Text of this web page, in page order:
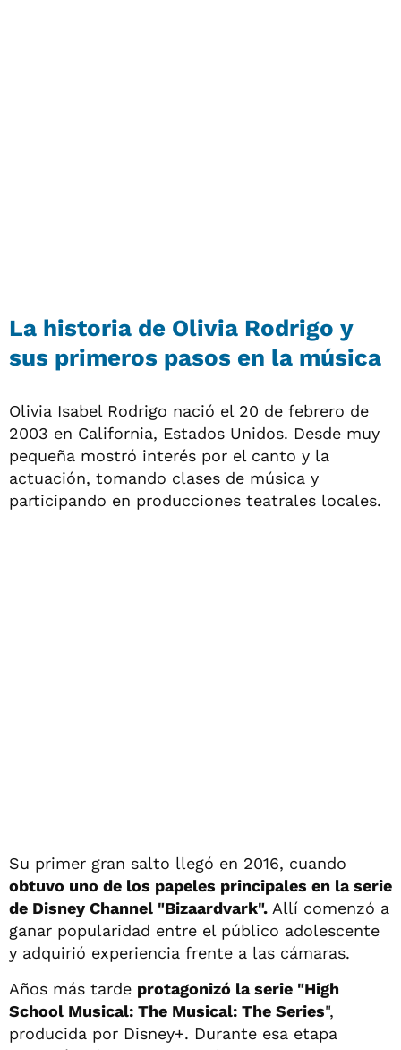
La historia de Olivia Rodrigo y
sus primeros pasos en la música
Olivia Isabel Rodrigo nació el 20 de febrero de
2003 en California, Estados Unidos. Desde muy
pequeña mostró interés por el canto y la
actuación, tomando clases de música y
participando en producciones teatrales locales.
Su primer gran salto llegó en 2016, cuando
obtuvo uno de los papeles principales en la serie
de Disney Channel "Bizaardvark". Allí comenzó a
ganar popularidad entre el público adolescente
y adquirió experiencia frente a las cámaras.
Años más tarde protagonizó la serie "High
School Musical: The Musical: The Series",
producida por Disney+. Durante esa etapa